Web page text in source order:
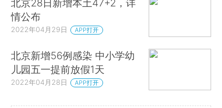
北京28日新增本土47+2，详
情公布
2022年04月29日 APP打开
北京新增56例感染 中小学幼
儿园五一提前放假1天
2022年04月28日 APP打开